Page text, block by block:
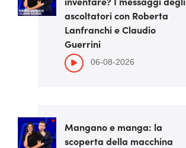
ascoltatori con Roberta
Lanfranchi e Claudio
Guerrini
06-08-2026
Mangano e manga: la
scoperta della macchina